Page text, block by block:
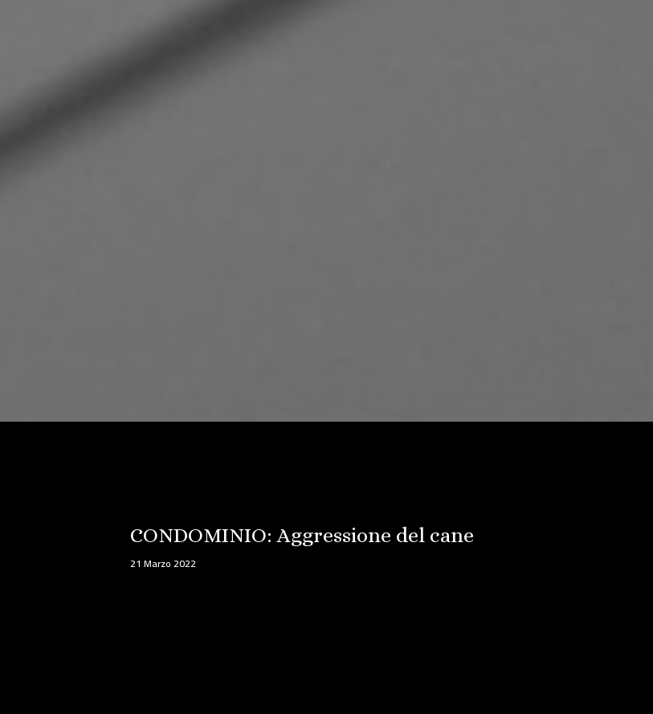
CONDOMINIO: Aggressione del cane
21 Marzo 2022